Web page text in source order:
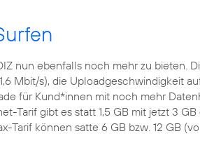
nun ebenfalls noch mehr zu bieten.
Mbit/s), die Uploadgeschwindigkeit
für Kund*innen mit noch mehr
Tarif gibt es statt 1,5 GB mit jetzt 3 GB
Tarif können satte 6 GB bzw. 12 GB